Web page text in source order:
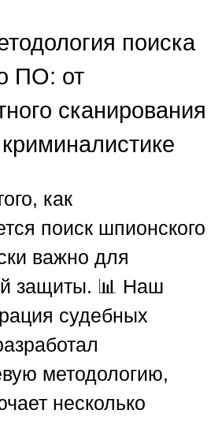
поиска
ПО: от
сканирования
как
поиск шпионского
важно для
защиты. 📊 Наш
судебных
методологию,
несколько